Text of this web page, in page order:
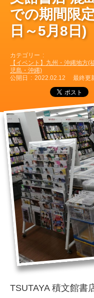
での期間限
日～5月8日)
カテゴリー
【イベント】九州・沖縄地方
児島・沖縄)
公開日
2022.02.12 最終更
TSUTAYA 積文館書